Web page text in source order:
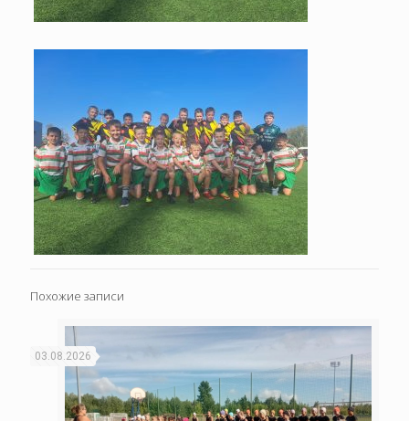
Похожие записи
03.08.2026